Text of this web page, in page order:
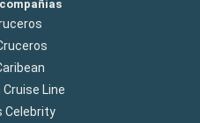
Cruise Line
Celebrity